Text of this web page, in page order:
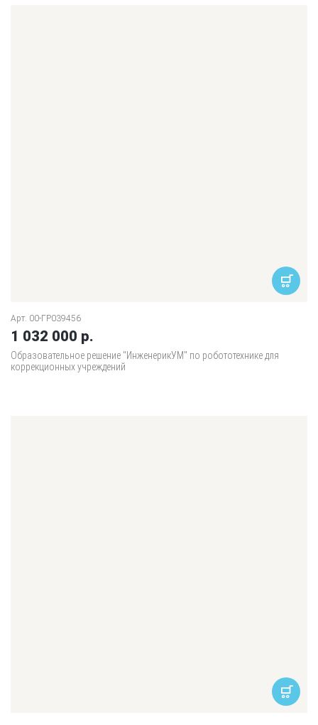
Арт. 00-ГР039456
1 032 000 р.
Образовательное решение "ИнженерикУМ" по робототехнике для
коррекционных учреждений